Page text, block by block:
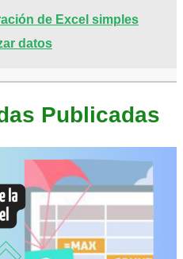
de Excel simples
datos
Publicadas